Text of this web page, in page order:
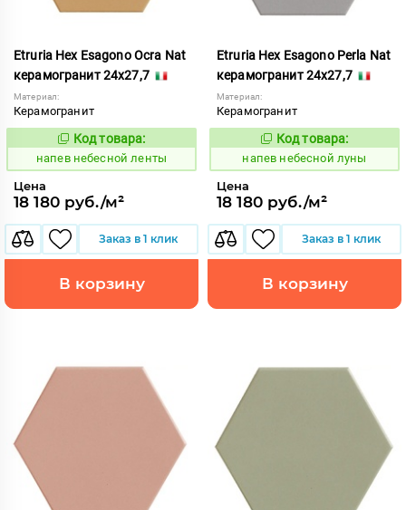
Etruria Hex Esagono Ocra Nat
керамогранит 24x27,7
Материал:
Керамогранит
1086043
Код товара:
напев небесной ленты
Цена
18 180 руб./м²
Заказ в 1 клик
В корзину
Etruria Hex Esagono Perla Nat
керамогранит 24x27,7
Материал:
Керамогранит
1086045
Код товара:
напев небесной луны
Цена
18 180 руб./м²
Заказ в 1 клик
В корзину